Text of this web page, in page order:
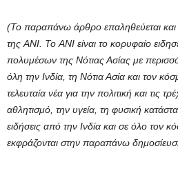
(Το παραπάνω άρθρο επαληθεύεται
της ANI. Το ANI είναι το κορυφαίο
πολυμέσων της Νότιας Ασίας με
όλη την Ινδία, τη Νότια Ασία και τον
τελευταία νέα για την πολιτική και τις
αθλητισμό, την υγεία, τη φυσική
ειδήσεις από την Ινδία και σε όλο τον
εκφράζονται στην παραπάνω